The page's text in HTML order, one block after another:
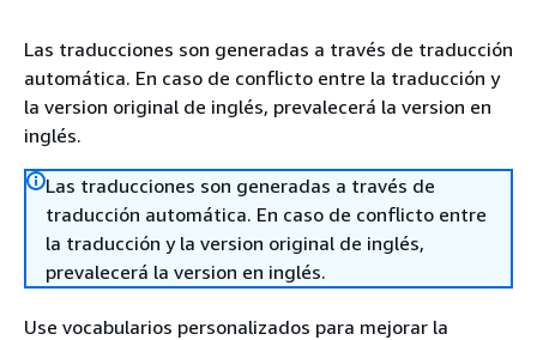
Las traducciones son generadas a través de traducción
automática. En caso de conflicto entre la traducción y
la version original de inglés, prevalecerá la version en
inglés.
Las traducciones son generadas a través de
traducción automática. En caso de conflicto entre
la traducción y la version original de inglés,
prevalecerá la version en inglés.
Use vocabularios personalizados para mejorar la